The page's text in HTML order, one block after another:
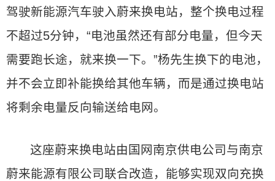
驾驶新能源汽车驶入蔚来换电站，整个换电过程
不超过5分钟，“电池虽然还有部分电量，但今天
需要跑长途，就来换一下。”杨先生换下的电池，
并不会立即补能换给其他车辆，而是通过换电站
将剩余电量反向输送给电网。
这座蔚来换电站由国网南京供电公司与南京
蔚来能源有限公司联合改造，能够实现双向充换